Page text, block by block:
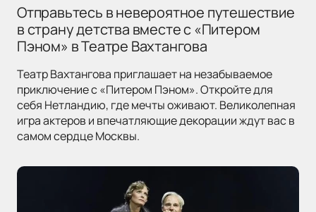
Отправьтесь в невероятное путешествие
в страну детства вместе с «Питером
Пэном» в Театре Вахтангова
Театр Вахтангова приглашает на незабываемое
приключение с «Питером Пэном». Откройте для
себя Нетландию, где мечты оживают. Великолепная
игра актеров и впечатляющие декорации ждут вас в
самом сердце Москвы.